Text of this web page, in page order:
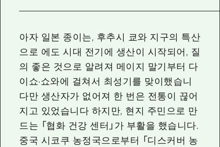
아자 일본 종이는, 후추시 쿄와 지구의 특산
으로 에도 시대 전기에 생산이 시작되어, 질
의 좋은 것으로 알려져 메이지 말기부터 다
이쇼·쇼와에 걸쳐서 최성기를 맞이했습니
다만 생산자가 없어져 한 번은 전통이 끊어
지고 있었습니다 하지만, 현지 주민으로 만
드는 「협화 건강 센터」가 부활을 했습니다.
중국 시코쿠 농정국으로부터 「디스커버 농